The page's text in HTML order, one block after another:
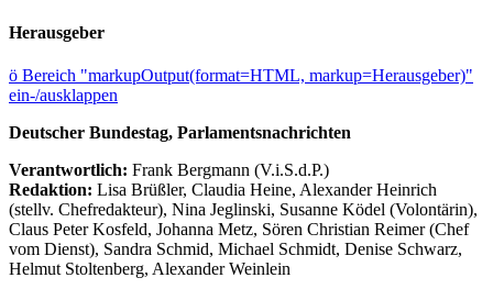
Herausgeber
ö Bereich "markupOutput(format=HTML, markup=Herausgeber)"
ein-/ausklappen
Deutscher Bundestag, Parlamentsnachrichten
Verantwortlich: Frank Bergmann (V.i.S.d.P.)
Redaktion: Lisa Brüßler, Claudia Heine, Alexander Heinrich
(stellv. Chefredakteur), Nina Jeglinski, Susanne Ködel (Volontärin),
Claus Peter Kosfeld, Johanna Metz, Sören Christian Reimer (Chef
vom Dienst), Sandra Schmid, Michael Schmidt, Denise Schwarz,
Helmut Stoltenberg, Alexander Weinlein